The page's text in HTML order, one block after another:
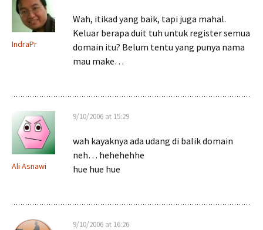
IndraPr
Wah, itikad yang baik, tapi juga mahal.
Keluar berapa duit tuh untuk register semua
domain itu? Belum tentu yang punya nama
mau make…
Ali Asnawi
9/10/2006 at 15:29
wah kayaknya ada udang di balik domain
neh… hehehehhe
hue hue hue
9/10/2006 at 16:26